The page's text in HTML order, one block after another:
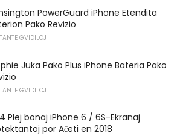
PowerGuard iPhone Etendita
Pako Revizio
GVIDILOJ
Juka Pako Plus iPhone Bateria Pako
GVIDILOJ
Plej bonaj iPhone 6 / 6S-Ekranaj
por Aĉeti en 2018